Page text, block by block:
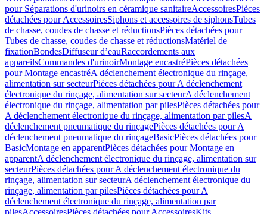
pour Séparations d'urinoirs en céramique sanitaireAccessoiresPièces
détachées pour AccessoiresSiphons et accessoires de siphonsTubes
de chasse, coudes de chasse et réductionsPièces détachées pour
Tubes de chasse, coudes de chasse et réductionsMatériel de
fixationBondesDiffuseur d’eauRaccordements aux
appareilsCommandes d'urinoirMontage encastréPièces détachées
pour Montage encastréA déclenchement électronique du rinçage,
alimentation sur secteurPièces détachées pour A déclenchement
électronique du rinçage, alimentation sur secteurA déclenchement
électronique du rinçage, alimentation par pilesPièces détachées pour
A déclenchement électronique du rinçage, alimentation par pilesA
déclenchement pneumatique du rinçagePièces détachées pour A
déclenchement pneumatique du rinçageBasicPièces détachées pour
BasicMontage en apparentPièces détachées pour Montage en
apparentA déclenchement électronique du rinçage, alimentation sur
secteurPièces détachées pour A déclenchement électronique du
rinçage, alimentation sur secteurA déclenchement électronique du
rinçage, alimentation par pilesPièces détachées pour A
déclenchement électronique du rinçage, alimentation par
pilesAccessoiresPièces détachées pour AccessoiresKits